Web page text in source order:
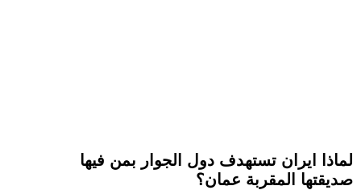
لماذا ايران تستهدف دول الجوار بمن فيها
صديقتها المقربة عمان؟